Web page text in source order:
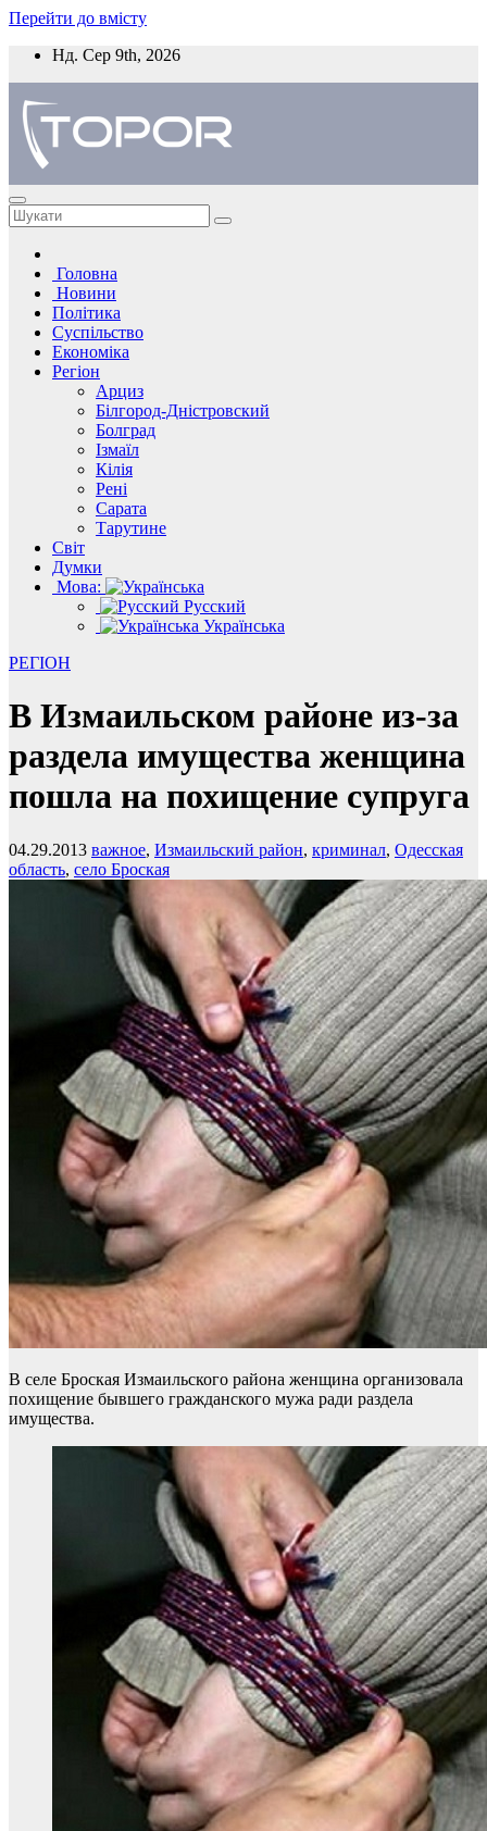
Перейти до вмісту
Нд. Сер 9th, 2026
Головна
Новини
Політика
Суспільство
Економіка
Регіон
Арциз
Білгород-Дністровский
Болград
Ізмаїл
Кілія
Рені
Сарата
Тарутине
Світ
Думки
Мова:
Русский
Українська
РЕГІОН
В Измаильском районе из-за
раздела имущества женщина
пошла на похищение супруга
04.29.2013 важное, Измаильский район, криминал, Одесская
область, село Броская
В селе Броская Измаильского района женщина организовала
похищение бывшего гражданского мужа ради раздела
имущества.